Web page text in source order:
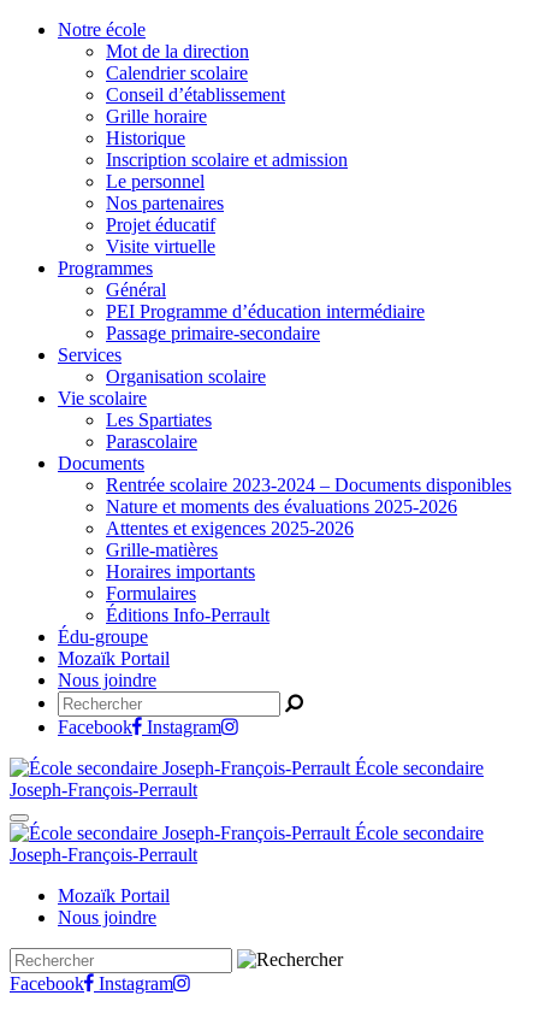
Notre école
Mot de la direction
Calendrier scolaire
Conseil d’établissement
Grille horaire
Historique
Inscription scolaire et admission
Le personnel
Nos partenaires
Projet éducatif
Visite virtuelle
Programmes
Général
PEI Programme d’éducation intermédiaire
Passage primaire-secondaire
Services
Organisation scolaire
Vie scolaire
Les Spartiates
Parascolaire
Documents
Rentrée scolaire 2023-2024 – Documents disponibles
Nature et moments des évaluations 2025-2026
Attentes et exigences 2025-2026
Grille-matières
Horaires importants
Formulaires
Éditions Info-Perrault
Édu-groupe
Mozaïk Portail
Nous joindre
Facebook
Instagram
École secondaire
Joseph-François-Perrault
École secondaire
Joseph-François-Perrault
Mozaïk Portail
Nous joindre
Facebook
Instagram